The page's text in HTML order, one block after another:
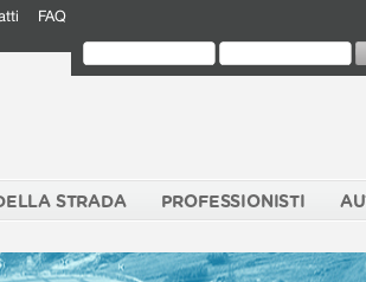
FAQ
STRADA PROFESSIONISTI